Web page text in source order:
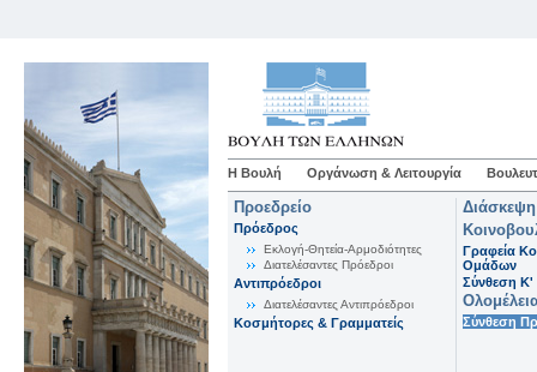
Η Βουλή Οργάνωση & Λειτουργία
Προεδρείο
Πρόεδρος
Εκλογή-Θητεία-Αρμοδιότητες
Διατελέσαντες Πρόεδροι
Αντιπρόεδροι
Διατελέσαντες Αντιπρόεδροι
Κοσμήτορες & Γραμματείς
Γραφεία
Ομάδων
Σύνθεση K'
Σύνθεση